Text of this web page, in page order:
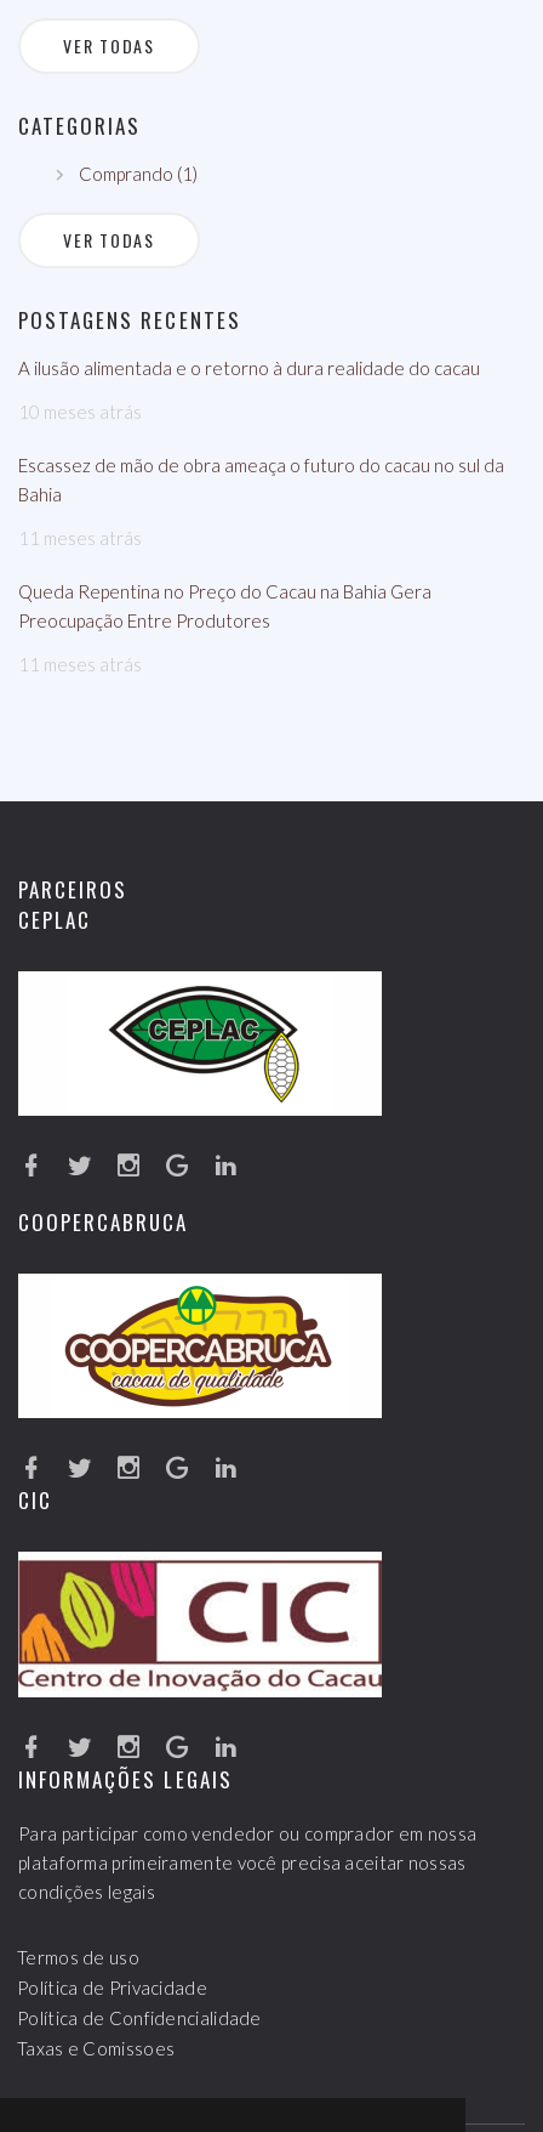
VER TODAS
CATEGORIAS
Comprando (1)
VER TODAS
POSTAGENS RECENTES
A ilusão alimentada e o retorno à dura realidade do cacau
10 meses atrás
Escassez de mão de obra ameaça o futuro do cacau no sul da
Bahia
11 meses atrás
Queda Repentina no Preço do Cacau na Bahia Gera
Preocupação Entre Produtores
11 meses atrás
PARCEIROS
CEPLAC
COOPERCABRUCA
CIC
INFORMAÇÕES LEGAIS
Para participar como vendedor ou comprador em nossa
plataforma primeiramente você precisa aceitar nossas
condições legais
Termos de uso
Política de Privacidade
Política de Confidencialidade
Taxas e Comissoes